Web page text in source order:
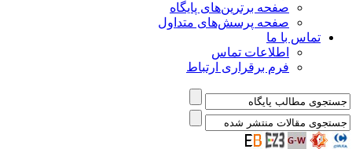
صفحه برترین‌های پایگاه
صفحه پرسش‌های متداول
تماس با ما
اطلاعات تماس
فرم برقراری ارتباط